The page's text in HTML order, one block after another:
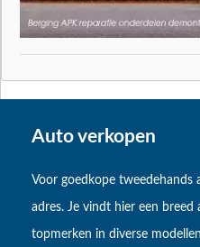
Auto verkopen
Voor goedkope tweedehands
adres. Je vindt hier een
topmerken in diverse